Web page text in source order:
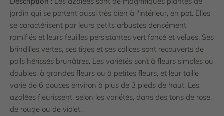
jardin qui se portent aussi très bien à l'intérieur, en pot. Elles
se caractérisent par leurs petits arbustes densément
ramifiés et leurs feuilles persistantes vert foncé et velues. Ses
brindilles vertes, ses tiges et ses calices sont recouverts de
poils hérissés brunâtres. Les variétés sont à fleurs simples ou
doubles, à grandes fleurs ou à petites fleurs, et leur taille
varie de 6 pouces environ à plus de 3 pieds de haut. Les
azalées fleurissent, selon les variétés, dans des tons de rose,
de rouge ou de violet.